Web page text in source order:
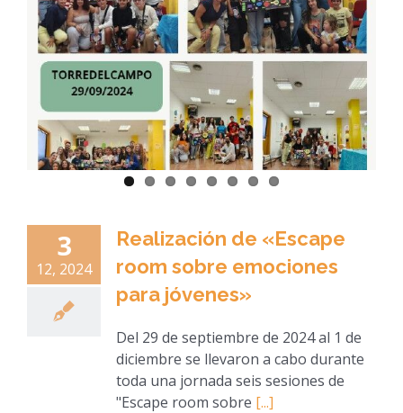
3
12, 2024
Realización de «Escape
room sobre emociones
para jóvenes»
Del 29 de septiembre de 2024 al 1 de
diciembre se llevaron a cabo durante
toda una jornada seis sesiones de
"Escape room sobre [...]